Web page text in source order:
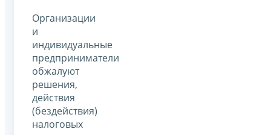
Организации
и
индивидуальные
предприниматели
обжалуют
решения,
действия
(бездействия)
налоговых